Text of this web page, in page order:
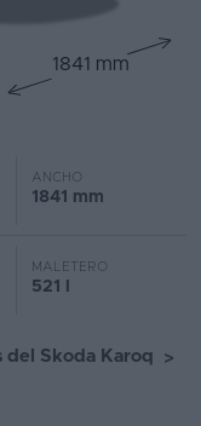
1841 mm
ANCHO
1841 mm
MALETERO
521 l
del Skoda Karoq >